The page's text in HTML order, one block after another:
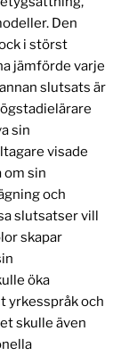
Den
i störst
jämförde varje
slutsats är
sin
visade
om sin
och
slutsatser vill
skapar
öka
yrkesspråk och
skulle även